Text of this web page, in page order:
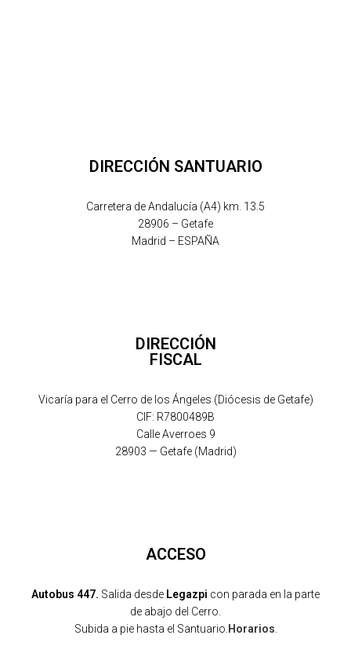
DIRECCIÓN SANTUARIO
Carretera de Andalucía (A4) km. 13.5
28906 – Getafe
Madrid – ESPAÑA
DIRECCIÓN
FISCAL
Vicaría para el Cerro de los Ángeles (Diócesis de Getafe)
CIF: R7800489B
Calle Averroes 9
28903 — Getafe (Madrid)
ACCESO
Autobus 447. Salida desde Legazpi con parada en la parte
de abajo del Cerro.
Subida a pie hasta el Santuario. Horarios